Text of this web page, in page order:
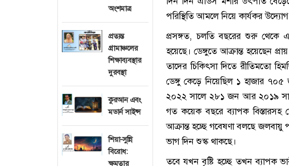
অংশমাত্র
প্রত্যন্ত
গ্রামাঞ্চলের
শিক্ষাব্যবস্থার
দুরবস্থা
কুরআন এবং
মডার্ন সাইন্স
শিয়া-সুন্নি
বিরোধ:
ক্ষমতার
পরিস্থিতি আমলে নিয়ে কার্যকর
প্রসঙ্গত, চলতি বছরের শুরু থেকে
হয়েছে। ডেঙ্গুতে আক্রান্ত হয়েছেন
তাদের চিকিৎসা দিতে রীতিমতো
ডেঙ্গু কেড়ে নিয়েছিল ১ হাজার ৭০৫
২০২২ সালে ২৮১ জন আর ২০১৯
গত কয়েক বছরে ব্যাপক
আক্রান্ত হচ্ছে গবেষণা বলছে জলবায়ু
ভাগ দিন শুস্ক থাকছে।
তবে যখন বৃষ্টি হচ্ছে তখন ব্যাপক